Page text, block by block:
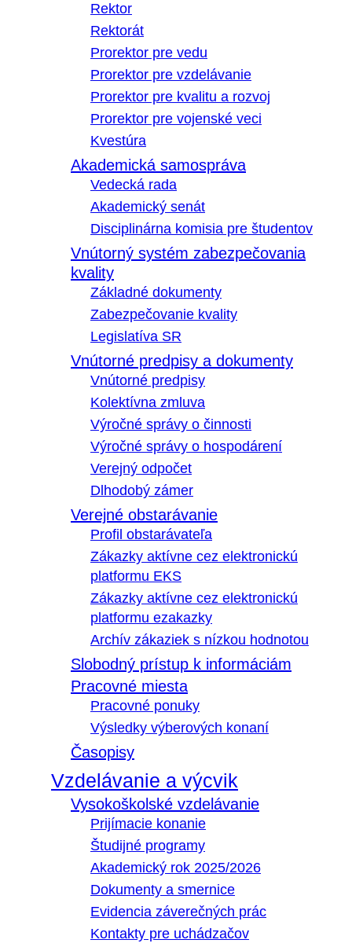
Rektor
Rektorát
Prorektor pre vedu
Prorektor pre vzdelávanie
Prorektor pre kvalitu a rozvoj
Prorektor pre vojenské veci
Kvestúra
Akademická samospráva
Vedecká rada
Akademický senát
Disciplinárna komisia pre študentov
Vnútorný systém zabezpečovania
kvality
Základné dokumenty
Zabezpečovanie kvality
Legislatíva SR
Vnútorné predpisy a dokumenty
Vnútorné predpisy
Kolektívna zmluva
Výročné správy o činnosti
Výročné správy o hospodárení
Verejný odpočet
Dlhodobý zámer
Verejné obstarávanie
Profil obstarávateľa
Zákazky aktívne cez elektronickú
platformu EKS
Zákazky aktívne cez elektronickú
platformu ezakazky
Archív zákaziek s nízkou hodnotou
Slobodný prístup k informáciám
Pracovné miesta
Pracovné ponuky
Výsledky výberových konaní
Časopisy
Vzdelávanie a výcvik
Vysokoškolské vzdelávanie
Prijímacie konanie
Študijné programy
Akademický rok 2025/2026
Dokumenty a smernice
Evidencia záverečných prác
Kontakty pre uchádzačov